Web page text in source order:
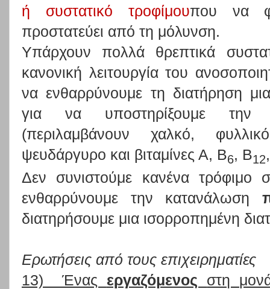
ή συστατικό τροφίμουπου να
προστατεύει από τη μόλυνση.
Υπάρχουν πολλά θρεπτικά
κανονική λειτουργία του
να ενθαρρύνουμε τη διατήρηση
για να υποστηρίξουμε την
(περιλαμβάνουν χαλκό,
ψευδάργυρο και βιταμίνες Α, Β6, Β12
Δεν συνιστούμε κανένα
ενθαρρύνουμε την κατανάλωση
διατηρήσουμε μια ισορροπημένη
Ερωτήσεις από τους επιχειρηματίες
13) Ένας εργαζόμενος στη